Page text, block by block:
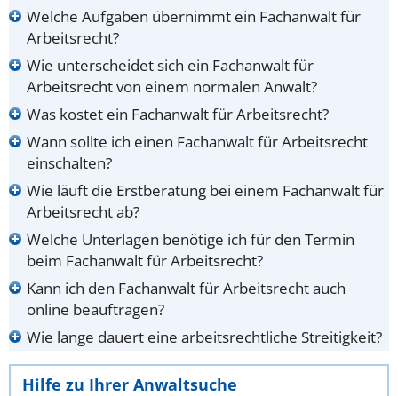
Welche Aufgaben übernimmt ein Fachanwalt für
Arbeitsrecht?
Wie unterscheidet sich ein Fachanwalt für
Arbeitsrecht von einem normalen Anwalt?
Was kostet ein Fachanwalt für Arbeitsrecht?
Wann sollte ich einen Fachanwalt für Arbeitsrecht
einschalten?
Wie läuft die Erstberatung bei einem Fachanwalt für
Arbeitsrecht ab?
Welche Unterlagen benötige ich für den Termin
beim Fachanwalt für Arbeitsrecht?
Kann ich den Fachanwalt für Arbeitsrecht auch
online beauftragen?
Wie lange dauert eine arbeitsrechtliche Streitigkeit?
Hilfe zu Ihrer Anwaltsuche